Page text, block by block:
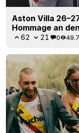
Aston Villa
Hommage an
62 21 0